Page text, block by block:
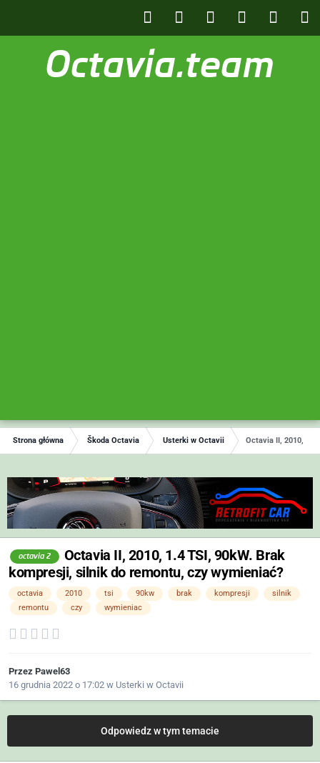
Octavia.team
Strona główna Škoda Octavia Usterki w Octavii Octavia II, 2010,
octavia 2
Octavia II, 2010, 1.4 TSI, 90kW. Brak
kompresji, silnik do remontu, czy wymieniać?
octavia 2010 tsi 90kw brak kompresji
silnik
remontu
czy wymieniac
Przez Pawel63
16 grudnia 2022 o 17:02 w Usterki w Octavii
Odpowiedz w tym temacie